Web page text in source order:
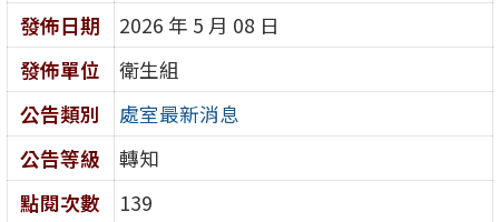
發佈日期
2026 年 5 月 08 日
發佈單位
衛生組
公告類別
處室最新消息
公告等級
轉知
點閱次數
139